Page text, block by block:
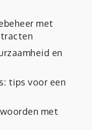
met
en
tips voor een
met